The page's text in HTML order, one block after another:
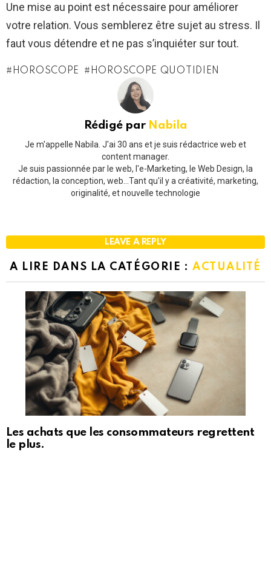
Une mise au point est nécessaire pour améliorer
votre relation. Vous semblerez être sujet au stress. Il
faut vous détendre et ne pas s’inquiéter sur tout.
HOROSCOPE HOROSCOPE QUOTIDIEN
Rédigé par Nabila
Je m'appelle Nabila. J'ai 30 ans et je suis rédactrice web et
content manager.
Je suis passionnée par le web, l'e-Marketing, le Web Design, la
rédaction, la conception, web...Tant qu'il y a créativité, marketing,
originalité, et nouvelle technologie
LEAVE A REPLY
A LIRE DANS LA CATÉGORIE : ACTUALITÉ
Les achats que les consommateurs regrettent
le plus.